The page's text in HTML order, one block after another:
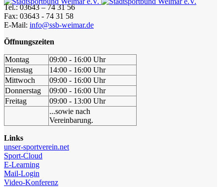
Tel.: 03643 – 74 31 56
Fax: 03643 - 74 31 58
E-Mail: info@ssb-weimar.de
Öffnungszeiten
Montag
09:00 - 16:00 Uhr
Dienstag
14:00 - 16:00 Uhr
Mittwoch
09:00 - 16:00 Uhr
Donnerstag
09:00 - 16:00 Uhr
Freitag
09:00 - 13:00 Uhr
...sowie nach
Vereinbarung.
Links
unser-sportverein.net
Sport-Cloud
E-Learning
Mail-Login
Video-Konferenz